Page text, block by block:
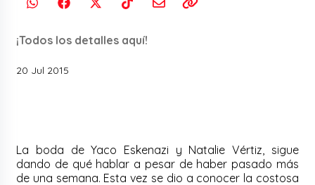
¡Todos los detalles aquí!
20 Jul 2015
La boda de Yaco Eskenazi y Natalie Vértiz, sigue
dando de qué hablar a pesar de haber pasado más
de una semana. Esta vez se dio a conocer la costosa